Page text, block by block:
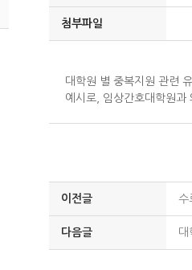
첨부파일
대학원 별 중복지원 관련
예시로, 임상간호대학원
이전글 수
다음글 대